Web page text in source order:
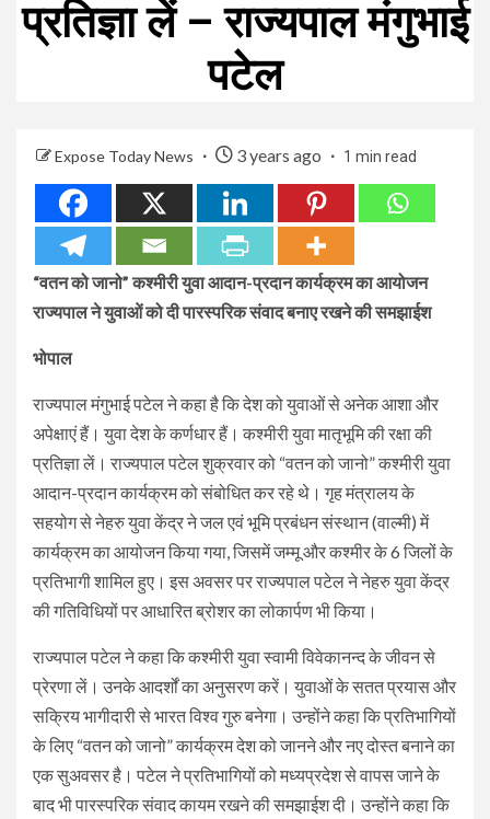
प्रतिज्ञा लें – राज्यपाल मंगुभाई
पटेल
Expose Today News 3 years ago 1 min read
“वतन को जानो” कश्मीरी युवा आदान-प्रदान कार्यक्रम का आयोजन
राज्यपाल ने युवाओं को दी पारस्परिक संवाद बनाए रखने की समझाईश
भोपाल
राज्यपाल मंगुभाई पटेल ने कहा है कि देश को युवाओं से अनेक आशा और
अपेक्षाएं हैं। युवा देश के कर्णधार हैं। कश्मीरी युवा मातृभूमि की रक्षा की
प्रतिज्ञा लें। राज्यपाल पटेल शुक्रवार को “वतन को जानो” कश्मीरी युवा
आदान-प्रदान कार्यक्रम को संबोधित कर रहे थे। गृह मंत्रालय के
सहयोग से नेहरु युवा केंद्र ने जल एवं भूमि प्रबंधन संस्थान (वाल्मी) में
कार्यक्रम का आयोजन किया गया, जिसमें जम्मू और कश्मीर के 6 जिलों के
प्रतिभागी शामिल हुए। इस अवसर पर राज्यपाल पटेल ने नेहरु युवा केंद्र
की गतिविधियों पर आधारित ब्रोशर का लोकार्पण भी किया।
राज्यपाल पटेल ने कहा कि कश्मीरी युवा स्वामी विवेकानन्द के जीवन से
प्रेरणा लें। उनके आदर्शों का अनुसरण करें। युवाओं के सतत प्रयास और
सक्रिय भागीदारी से भारत विश्व गुरु बनेगा। उन्होंने कहा कि प्रतिभागियों
के लिए “वतन को जानो” कार्यक्रम देश को जानने और नए दोस्त बनाने का
एक सुअवसर है। पटेल ने प्रतिभागियों को मध्यप्रदेश से वापस जाने के
बाद भी पारस्परिक संवाद कायम रखने की समझाईश दी। उन्होंने कहा कि